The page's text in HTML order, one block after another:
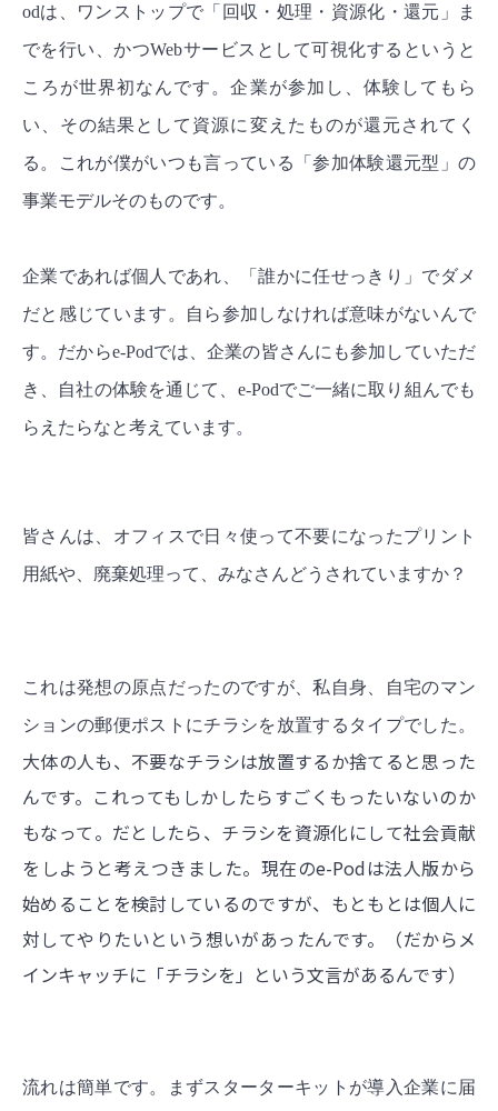
odは、ワンストップで「回収・処理・資源化・還元」ま
でを行い、かつWebサービスとして可視化するというと
ころが世界初なんです。企業が参加し、体験してもら
い、その結果として資源に変えたものが還元されてく
る。これが僕がいつも言っている「参加体験還元型」の
事業モデルそのものです。
企業であれば個人であれ、「誰かに任せっきり」でダメ
だと感じています。自ら参加しなければ意味がないんで
す。だからe-Podでは、企業の皆さんにも参加していただ
き、自社の体験を通じて、e-Podでご一緒に取り組んでも
らえたらなと考えています。
皆さんは、オフィスで日々使って不要になったプリント
用紙や、廃棄処理って、みなさんどうされていますか？
これは発想の原点だったのですが、私自身、自宅のマン
ションの郵便ポストにチラシを放置するタイプでした。
大体の人も、不要なチラシは放置するか捨てると思った
んです。これってもしかしたらすごくもったいないのか
もなって。だとしたら、チラシを資源化にして社会貢献
をしようと考えつきました。現在のe-Podは法人版から
始めることを検討しているのですが、もともとは個人に
対してやりたいという想いがあったんです。（だからメ
インキャッチに「チラシを」という文言があるんです）
流れは簡単です。まずスターターキットが導入企業に届